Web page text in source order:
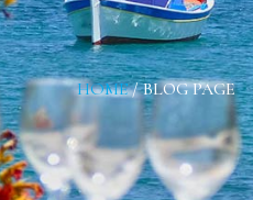
HOME / BLOG PAGE